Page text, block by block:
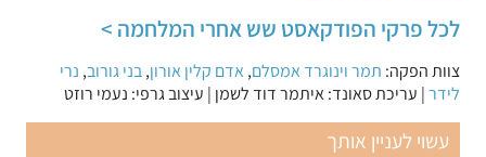
לכל פרקי הפודקאסט שש אחרי המלחמה >
צוות הפקה: תמר וינוגרד אמסלם, אדם קלין אורון,בני גורוב, נרי
לידר| עריכת סאונד: איתמר דוד לשמן | עיצוב גרפי: נעמי רוזט
עשוי לעניין אותך